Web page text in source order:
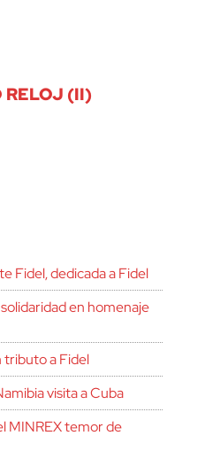
RELOJ (II)
Fidel, dedicada a Fidel
en homenaje
tributo a Fidel
visita a Cuba
MINREX temor de